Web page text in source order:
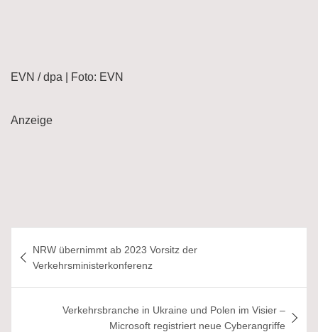
EVN / dpa | Foto: EVN
Anzeige
NRW übernimmt ab 2023 Vorsitz der
Verkehrsministerkonferenz
Verkehrsbranche in Ukraine und Polen im Visier –
Microsoft registriert neue Cyberangriffe